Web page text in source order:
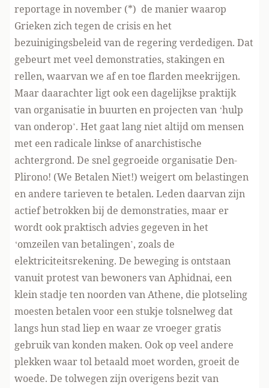
reportage in november (*) de manier waarop
Grieken zich tegen de crisis en het
bezuinigingsbeleid van de regering verdedigen. Dat
gebeurt met veel demonstraties, stakingen en
rellen, waarvan we af en toe flarden meekrijgen.
Maar daarachter ligt ook een dagelijkse praktijk
van organisatie in buurten en projecten van ‘hulp
van onderop’. Het gaat lang niet altijd om mensen
met een radicale linkse of anarchistische
achtergrond. De snel gegroeide organisatie Den-
Plirono! (We Betalen Niet!) weigert om belastingen
en andere tarieven te betalen. Leden daarvan zijn
actief betrokken bij de demonstraties, maar er
wordt ook praktisch advies gegeven in het
‘omzeilen van betalingen’, zoals de
elektriciteitsrekening. De beweging is ontstaan
vanuit protest van bewoners van Aphidnai, een
klein stadje ten noorden van Athene, die plotseling
moesten betalen voor een stukje tolsnelweg dat
langs hun stad liep en waar ze vroeger gratis
gebruik van konden maken. Ook op veel andere
plekken waar tol betaald moet worden, groeit de
woede. De tolwegen zijn overigens bezit van